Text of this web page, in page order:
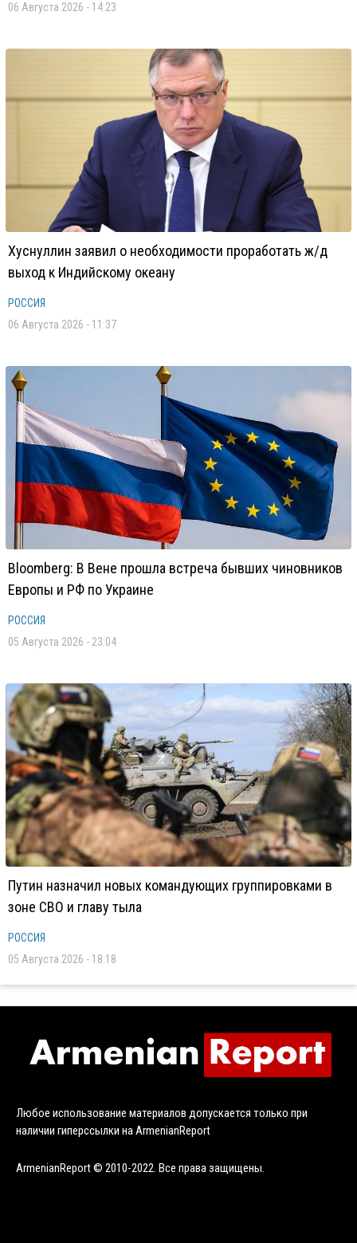
06 Августа 2026 - 14:23
Хуснуллин заявил о необходимости проработать ж/д
выход к Индийскому океану
РОССИЯ
06 Августа 2026 - 11:37
Bloomberg: В Вене прошла встреча бывших чиновников
Европы и РФ по Украине
РОССИЯ
05 Августа 2026 - 23:04
Путин назначил новых командующих группировками в
зоне СВО и главу тыла
РОССИЯ
05 Августа 2026 - 18:18
Любое использование материалов допускается только при
наличии гиперссылки на ArmenianReport
ArmenianReport © 2010-2022. Все права защищены.